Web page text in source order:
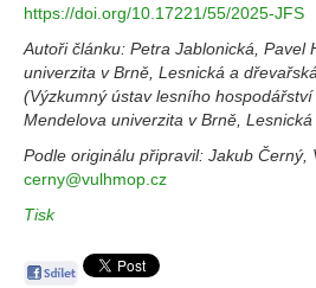
https://doi.org/10.17221/55/2025-JFS
Autoři článku: Petra Jablonická, Pavel
univerzita v Brně, Lesnická a
(Výzkumný ústav lesního
Mendelova univerzita v Brně,
Podle originálu připravil: Jakub Černý,
cerny@vulhmop.cz
Tisk